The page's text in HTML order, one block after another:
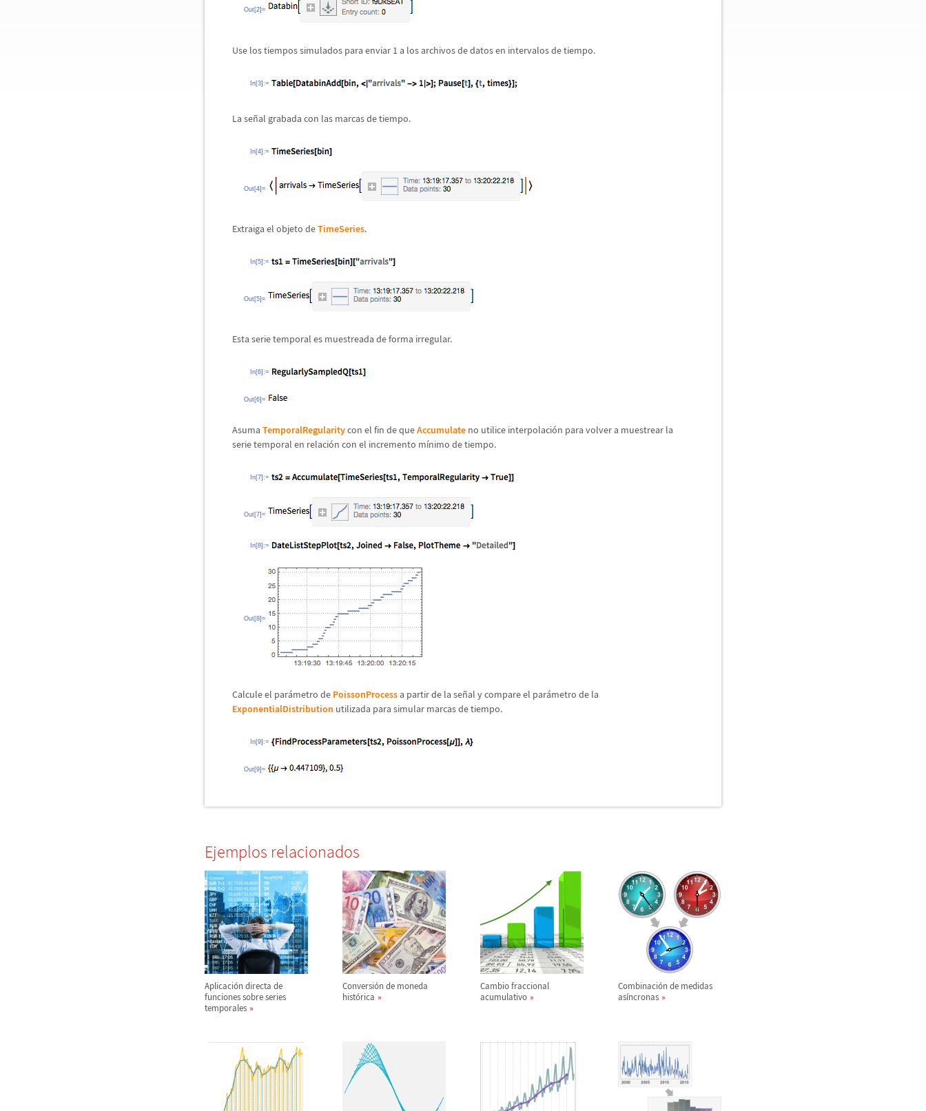
Out[2]=
Use los tiempos simulados para enviar 1 a los archivos de datos en intervalos de tiempo.
In[3]:=
La señal grabada con las marcas de tiempo.
In[4]:=
Out[4]=
Extraiga el objeto deTimeSeries.
In[5]:=
Out[5]=
Esta serie temporal es muestreada de forma irregular.
In[6]:=
Out[6]=
Asuma TemporalRegularitycon el fin de queAccumulate no utilice interpolación para volver a muestrear la
serie temporal en relación con el incremento mínimo de tiempo.
In[7]:=
Out[7]=
In[8]:=
Out[8]=
Calcule el parámetro de PoissonProcessa partir de la señal y compare el parámetro de la
ExponentialDistribution utilizada para simular marcas de tiempo.
In[9]:=
Out[9]=
Ejemplos relacionados
Aplicación directa de
funciones sobre series
temporales
Conversión de moneda
histórica
Cambio fraccional
acumulativo
Combinación de medidas
asíncronas